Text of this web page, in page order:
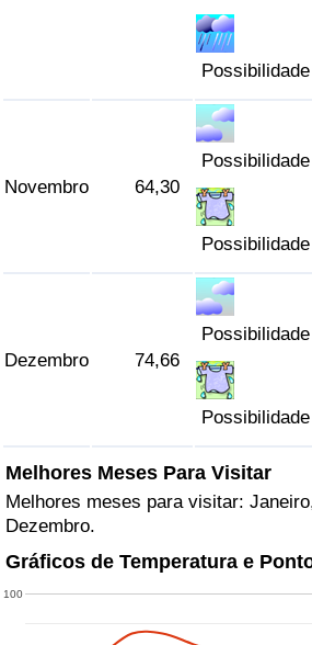
Novembro 64,30
Dezembro 74,66
Melhores Meses Para Visitar
Melhores meses para visitar:
Dezembro.
Gráficos de Temperatura e
100